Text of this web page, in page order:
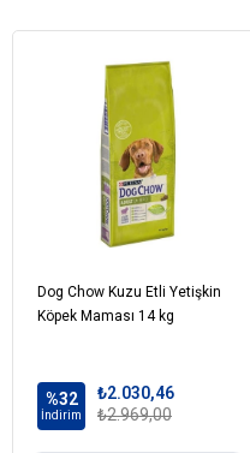
Tokoferollerle stabilize,
Hipoalerjenik aroma,
Pancar küspesi,
Bitkisel lif,
Potasyum klorür,
Frukto-oligosakkaritler,
Doğal polifenoller (%0.01),
Tuz,
Doğal polifenoller (%0.01),
Doğal polifenoller (%0.01),
Dog Chow Kuzu Etli Yetişkin
Köpek Maması 14 kg
%32
İndirim
₺2.030,46
₺2.969,00